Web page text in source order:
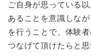
ご自身が思っている
あることを意識しな
を行うことで、体験
つなげて頂けたらと思